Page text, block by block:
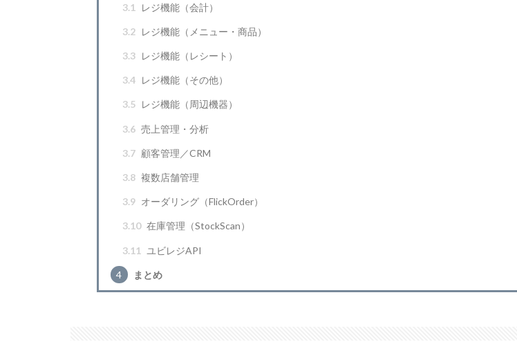
3.1
レジ機能（会計）
3.2 レジ機能（メニュー・商品）
3.3 レジ機能（レシート）
3.4 レジ機能（その他）
3.5 レジ機能（周辺機器）
3.6 売上管理・分析
3.7 顧客管理／CRM
3.8 複数店舗管理
3.9 オーダリング（FlickOrder）
3.10 在庫管理（StockScan）
3.11 ユビレジAPI
4 まとめ